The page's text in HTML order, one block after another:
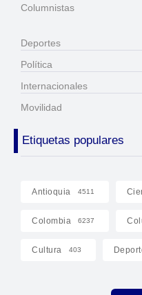
Columnistas
Deportes
Política
Internacionales
Movilidad
Etiquetas populares
Antioquia 4511
Colombia 6237
Cultura 403